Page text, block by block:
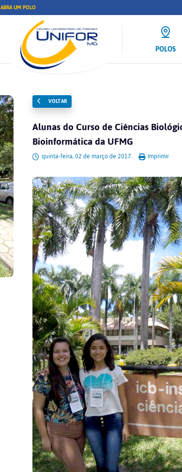
ABRA UM POLO
POLOS
VOLTAR
Alunas do Curso de Ciências
Bioinformática da UFMG
quinta-feira, 02 de março de 2017. Imprimir